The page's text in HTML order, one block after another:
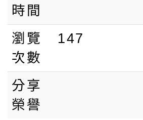
時間
瀏覽
次數
147
分享
榮譽